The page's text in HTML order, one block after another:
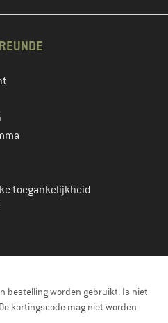
toegankelijkheid
bestelling worden gebruikt. Is niet
kortingscode mag niet worden